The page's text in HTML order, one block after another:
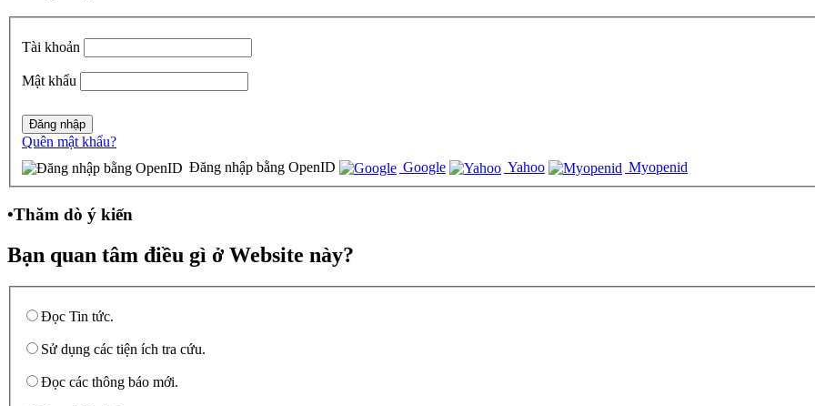
Tài khoản
Mật khẩu
Quên mật khẩu?
Đăng nhập bằng OpenID
Google Yahoo Myopenid
•Thăm dò ý kiến
Bạn quan tâm điều gì ở Website này?
Đọc Tin tức.
Sử dụng các tiện ích tra cứu.
Đọc các thông báo mới.